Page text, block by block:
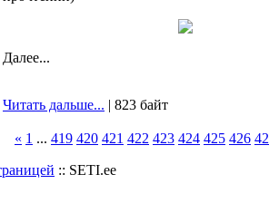
Далее...
Читать дальше... | 823 байт
« 1 ... 419 420 421 422 423 424 425 426
:: SETI.ee